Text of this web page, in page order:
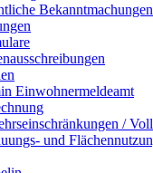
Bekanntmachungen
Einwohnermeldeamt
/
und